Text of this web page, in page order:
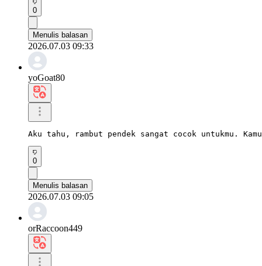
0
Menulis balasan
2026.07.03 09:33
yoGoat80
Aku tahu, rambut pendek sangat cocok untukmu.
0
Menulis balasan
2026.07.03 09:05
orRaccoon449